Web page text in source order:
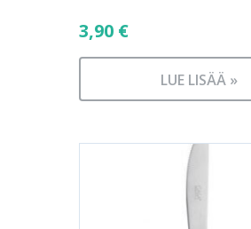
3,90 €
LUE LISÄÄ »